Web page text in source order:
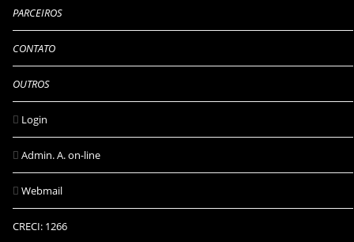
PARCEIROS
CONTATO
OUTROS
Login
Admin. A. on-line
Webmail
CRECI: 1266